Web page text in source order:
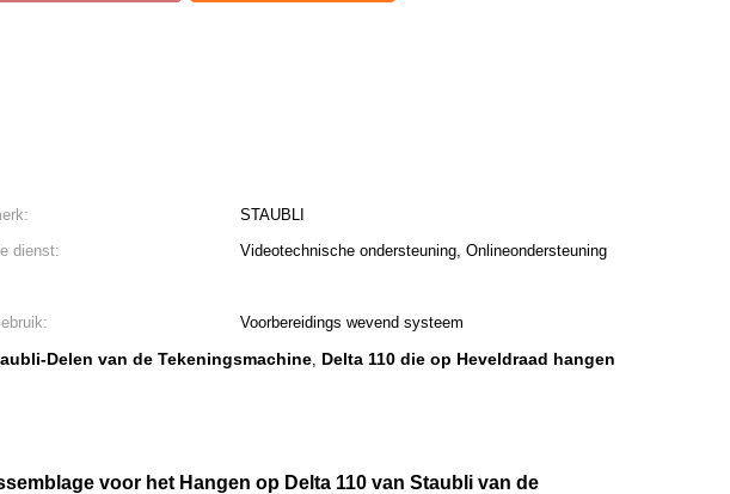
STAUBLI
dienst: Videotechnische ondersteuning, Onlineondersteuning
Voorbereidings wevend systeem
Delen van de Tekeningsmachine, Delta 110 die op Heveldraad hangen
voor het Hangen op Delta 110 van Staubli van de